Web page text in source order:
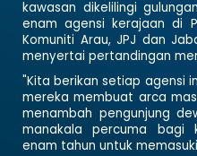
kawasan dikelilingi
enam agensi kerajaan di
Komuniti Arau, JPJ dan
menyertai pertandingan
"Kita berikan setiap agensi
mereka membuat arca
menambah pengunjung
manakala percuma bagi
enam tahun untuk